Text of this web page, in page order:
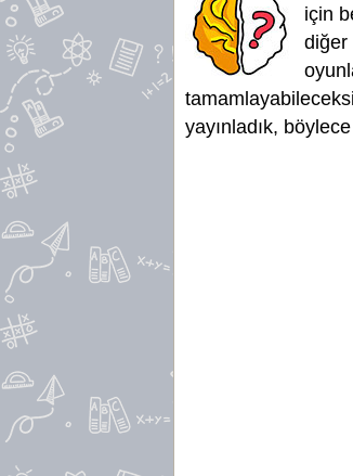
için
diğer
yayınladık,